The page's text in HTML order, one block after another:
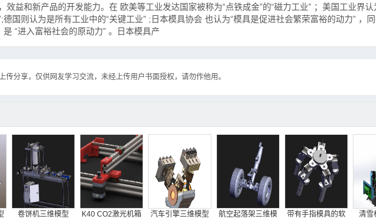
效益和新产品的开发能力。在 欧美等工业发达国家被称为“点铁成金”的“磁力工业” ；美国工业界认
德国则认为是所有工业中的“关键工业” ;日本模具协会 也认为“模具是促进社会繁荣富裕的动力” ，
“进入富裕社会的原动力” 。日本模具产
传分享，仅供网友学习交流，未经上传用户书面授权，请勿作他用。
卷饼机三维模型
K40 CO2激光机箱
汽车引擎三维模型
航空起落架三维模
带有手指模具的软
清雪